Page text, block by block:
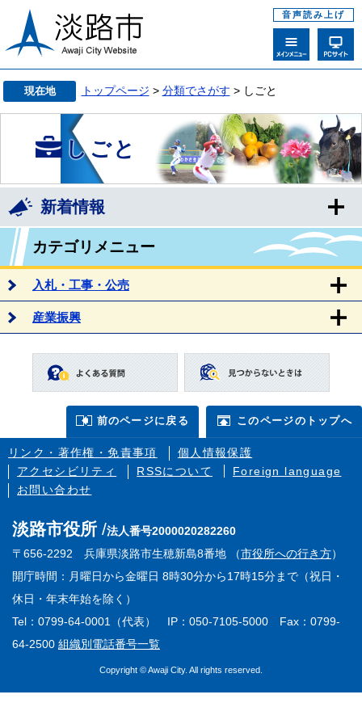
音声読み上げ
現在地 トップページ > 分類でさがす > しごと
しごと
新着情報
カテゴリメニュー
入札・工事・公売
産業振興
前のページに戻る このページのトップへ
リンク・著作権・免責事項
個人情報保護
アクセシビリティ
RSSについて
Foreign language
お問い合わせ
淡路市役所
法人番号2000020282260
〒656-2292 兵庫県淡路市生穂新島8番地 （市役所への行き方）
開庁時間：月曜日から金曜日 8時30分から17時15分まで（祝日・
休日・年末年始を除く）
Tel：0799-64-0001（代表） IP：050-7105-5000 Fax：0799-
64-2500 組織別電話番号一覧
Copyright © Awaji City. All rights reserved.